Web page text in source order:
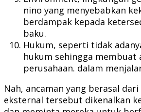
nino yang menyebabkan
berdampak kepada
baku.
Hukum, seperti tidak
hukum sehingga membuat
perusahaan. dalam
Nah, ancaman yang berasal
eksternal tersebut dikenalkan